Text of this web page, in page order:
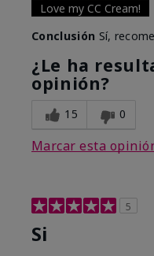
Love my CC Cream!
Conclusión Sí,
¿Le ha
opinión?
15 0
Marcar esta
5
Si